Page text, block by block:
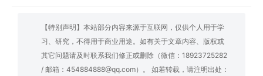
【特别声明】本站部分内容来源于互联网，仅供个人用于学
习、研究，不得用于商业用途。如有关于文章内容、版权或
其它问题请及时联系我们修正或删除（微信：18923725282
/ 邮箱：454884888@qq.com）。 如若转载，请注明出处：